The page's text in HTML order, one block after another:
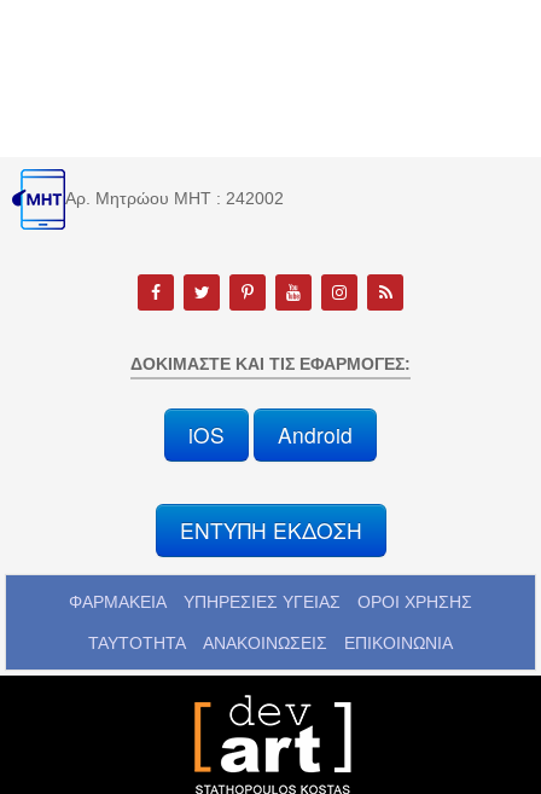
Αρ. Μητρώου MHT : 242002
ΔΟΚΙΜΆΣΤΕ ΚΑΙ ΤΙΣ ΕΦΑΡΜΟΓΈΣ:
iOS Android
ΕΝΤΥΠΗ ΕΚΔΟΣΗ
ΦΑΡΜΑΚΕΙΑ ΥΠΗΡΕΣΙΕΣ ΥΓΕΙΑΣ ΟΡΟΙ ΧΡΗΣΗΣ
ΤΑΥΤΟΤΗΤΑ ΑΝΑΚΟΙΝΩΣΕΙΣ ΕΠΙΚΟΙΝΩΝΙΑ